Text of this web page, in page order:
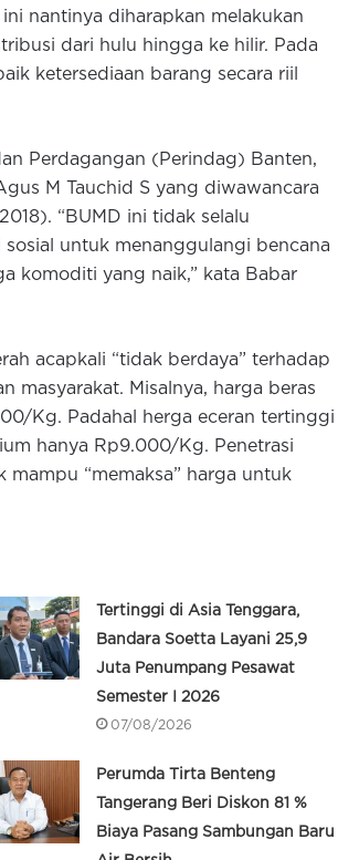
nantinya diharapkan melakukan
dari hulu hingga ke hilir. Pada
ketersediaan barang secara riil
Perdagangan (Perindag) Banten,
M Tauchid S yang diwawancara
“BUMD ini tidak selalu
untuk menanggulangi bencana
komoditi yang naik,” kata Babar
acapkali “tidak berdaya” terhadap
masyarakat. Misalnya, harga beras
Kg. Padahal herga eceran tertinggi
hanya Rp9.000/Kg. Penetrasi
mampu “memaksa” harga untuk
Tertinggi di Asia Tenggara,
Bandara Soetta Layani 25,9
Juta Penumpang Pesawat
Semester I 2026
07/08/2026
Perumda Tirta Benteng
Tangerang Beri Diskon 81 %
Biaya Pasang Sambungan Baru